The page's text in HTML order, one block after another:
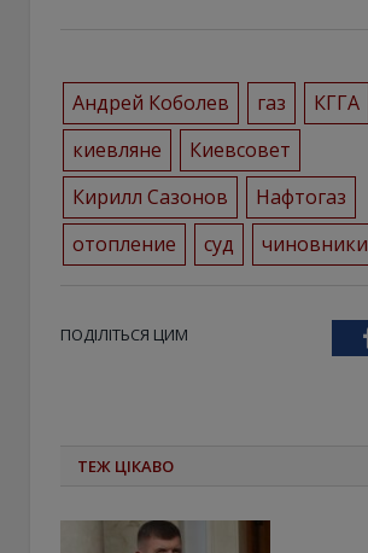
Андрей Коболев газ
КГГА
киевляне
Киевсовет
Кирилл Сазонов
Нафтогаз
отопление
суд чиновники
ПОДІЛІТЬСЯ ЦИМ
ТЕЖ ЦІКАВО